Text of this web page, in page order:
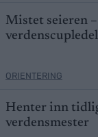
Mistet seieren
ORIENTERING
Henter inn
verdensmester